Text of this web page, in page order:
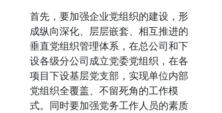
首先，要加强企业党组织的建设，形
成纵向深化、层层嵌套、相互推进的
垂直党组织管理体系，在总公司和下
设各级分公司成立党委党组织，在各
项目下设基层党支部，实现单位内部
党组织全覆盖、不留死角的工作模
式。同时要加强党务工作人员的素质